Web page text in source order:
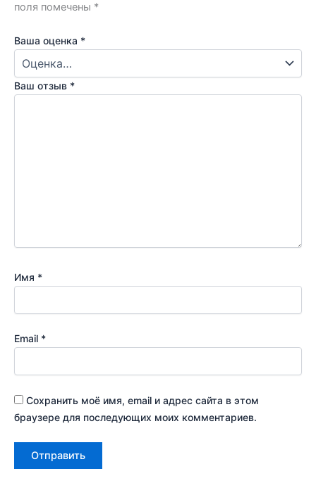
поля помечены *
Ваша оценка *
Ваш отзыв *
Имя *
Email *
Сохранить моё имя, email и адрес сайта в этом
браузере для последующих моих комментариев.